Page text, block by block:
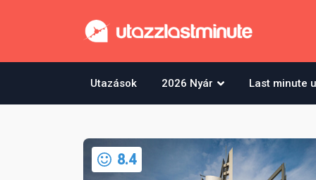
Utazások 2026 Nyár Last minute
8.4